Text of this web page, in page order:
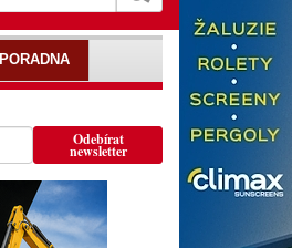
Odebírat
newsletter
PORADNA